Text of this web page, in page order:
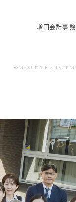
増田会計事
©MASUDA